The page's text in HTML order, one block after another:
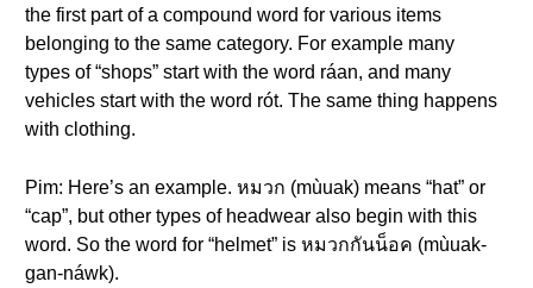
the first part of a compound word for various items
belonging to the same category. For example many
types of “shops” start with the word ráan, and many
vehicles start with the word rót. The same thing happens
with clothing.
Pim: Here’s an example. หมวก (mùuak) means “hat” or
“cap”, but other types of headwear also begin with this
word. So the word for “helmet” is หมวกกันน็อค (mùuak-
gan-náwk).